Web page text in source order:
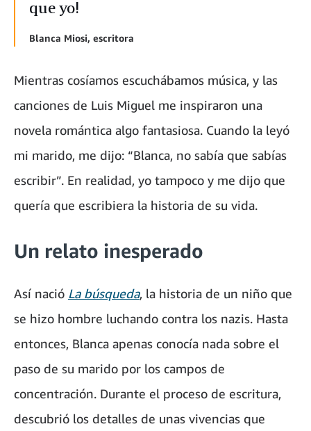
que yo!
Blanca Miosi, escritora
Mientras cosíamos escuchábamos música, y las
canciones de Luis Miguel me inspiraron una
novela romántica algo fantasiosa. Cuando la leyó
mi marido, me dijo: “Blanca, no sabía que sabías
escribir”. En realidad, yo tampoco y me dijo que
quería que escribiera la historia de su vida.
Un relato inesperado
Así nació La búsqueda, la historia de un niño que
se hizo hombre luchando contra los nazis. Hasta
entonces, Blanca apenas conocía nada sobre el
paso de su marido por los campos de
concentración. Durante el proceso de escritura,
descubrió los detalles de unas vivencias que